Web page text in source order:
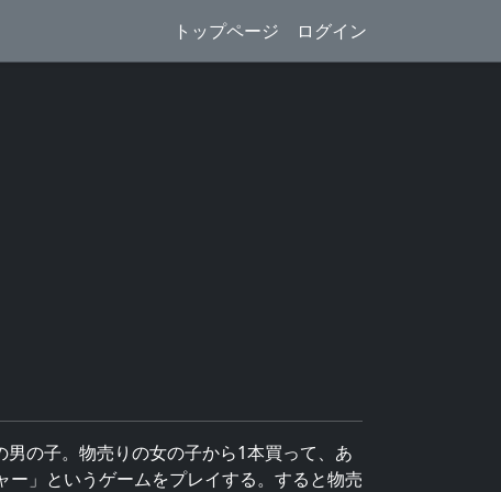
トップページ ログイン
の子。物売りの女の子から1本買って、あ
」というゲームをプレイする。すると物売